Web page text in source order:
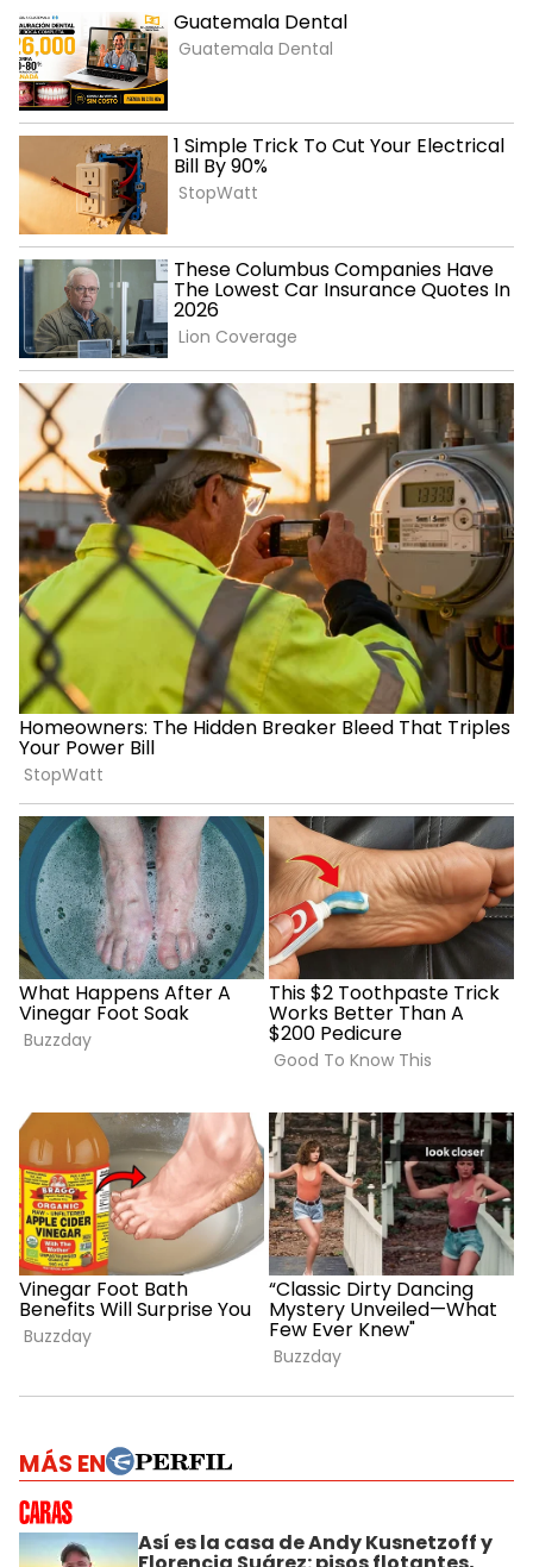
MÁS EN
Así es la casa de Andy Kusnetzoff y